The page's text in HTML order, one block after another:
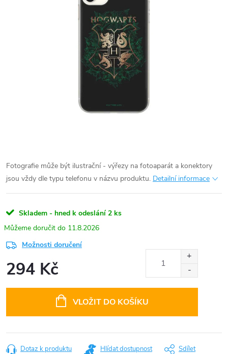
Fotografie může být ilustrační - výřezy na fotoaparát a konektory
jsou vždy dle typu telefonu v názvu produktu. Detailní informace
Skladem - hned k odeslání 2 ks
11.8.2026
Možnosti doručení
294 Kč
VLOŽIT DO KOŠÍKU
Dotaz k produktu Hlídat dostupnost Sdílet